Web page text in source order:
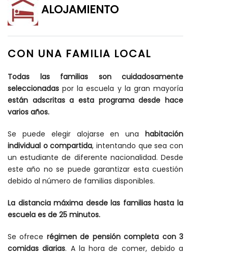
ALOJAMIENTO
CON UNA FAMILIA LOCAL
Todas las familias son cuidadosamente
seleccionadas por la escuela y la gran mayoría
están adscritas a esta programa desde hace
varios años.
Se puede elegir alojarse en una habitación
individual o compartida, intentando que sea con
un estudiante de diferente nacionalidad. Desde
este año no se puede garantizar esta cuestión
debido al número de familias disponibles.
La distancia máxima desde las familias hasta la
escuela es de 25 minutos.
Se ofrece régimen de pensión completa con 3
comidas diarias. A la hora de comer, debido a